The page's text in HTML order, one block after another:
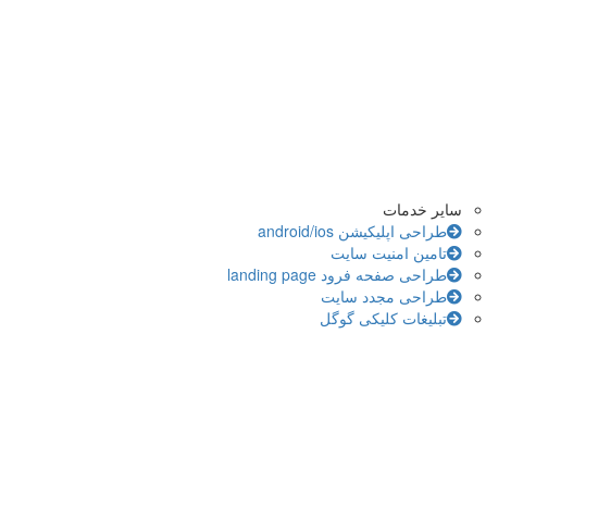
سایر خدمات
طراحی اپلیکیشن android/ios
تامین امنیت سایت
طراحی صفحه فرود landing page
طراحی مجدد سایت
تبلیغات کلیکی گوگل